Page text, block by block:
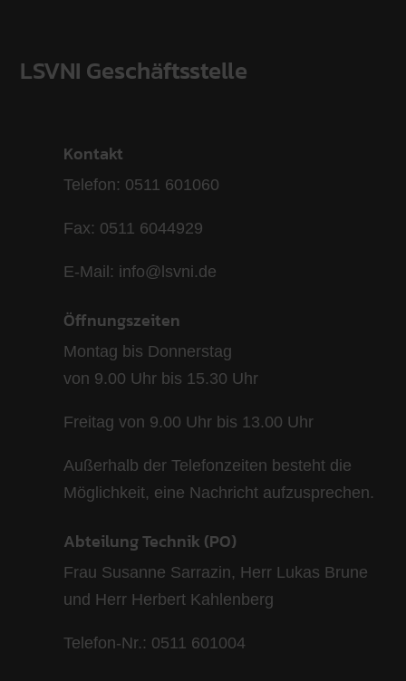
LSVNI Geschäftsstelle
Kontakt
Telefon: 0511 601060
Fax: 0511 6044929
E-Mail: info@lsvni.de
Öffnungszeiten
Montag bis Donnerstag
von 9.00 Uhr bis 15.30 Uhr
Freitag von 9.00 Uhr bis 13.00 Uhr
Außerhalb der Telefonzeiten besteht die
Möglichkeit, eine Nachricht aufzusprechen.
Abteilung Technik (PO)
Frau Susanne Sarrazin, Herr Lukas Brune
und Herr Herbert Kahlenberg
Telefon-Nr.: 0511 601004